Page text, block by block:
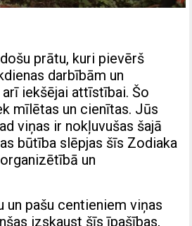
prātu, kuri pievērš
darbībām un
iekšējai attīstībai. Šo
mīlētas un cienītas. Jūs
viņas ir nokļuvušas šajā
būtība slēpjas šīs Zodiaka
un
un pašu centieniem viņas
izskaust šīs īpašības,